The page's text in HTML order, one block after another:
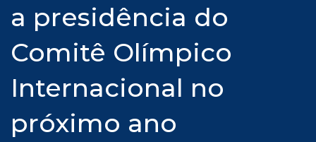
a presidência do
Comitê Olímpico
Internacional no
próximo ano